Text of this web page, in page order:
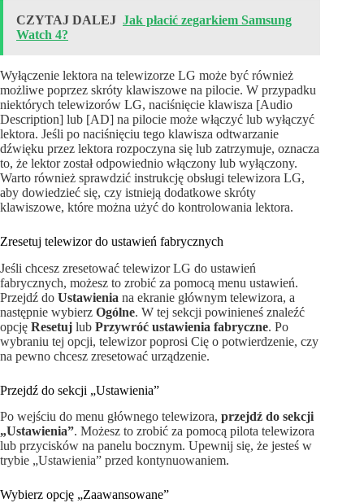
CZYTAJ DALEJ Jak płacić zegarkiem Samsung
Watch 4?
Wyłączenie lektora na telewizorze LG może być również
możliwe poprzez skróty klawiszowe na pilocie. W przypadku
niektórych telewizorów LG, naciśnięcie klawisza [Audio
Description] lub [AD] na pilocie może włączyć lub wyłączyć
lektora. Jeśli po naciśnięciu tego klawisza odtwarzanie
dźwięku przez lektora rozpoczyna się lub zatrzymuje, oznacza
to, że lektor został odpowiednio włączony lub wyłączony.
Warto również sprawdzić instrukcję obsługi telewizora LG,
aby dowiedzieć się, czy istnieją dodatkowe skróty
klawiszowe, które można użyć do kontrolowania lektora.
Zresetuj telewizor do ustawień fabrycznych
Jeśli chcesz zresetować telewizor LG do ustawień
fabrycznych, możesz to zrobić za pomocą menu ustawień.
Przejdź do Ustawienia na ekranie głównym telewizora, a
następnie wybierz Ogólne. W tej sekcji powinieneś znaleźć
opcję Resetuj lub Przywróć ustawienia fabryczne. Po
wybraniu tej opcji, telewizor poprosi Cię o potwierdzenie, czy
na pewno chcesz zresetować urządzenie.
Przejdź do sekcji „Ustawienia”
Po wejściu do menu głównego telewizora, przejdź do sekcji
„Ustawienia”. Możesz to zrobić za pomocą pilota telewizora
lub przycisków na panelu bocznym. Upewnij się, że jesteś w
trybie „Ustawienia” przed kontynuowaniem.
Wybierz opcję „Zaawansowane”